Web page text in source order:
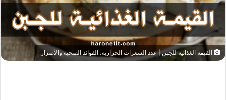
القيمة الغذائية للجبن | عدد السعرات الحرارية، الفوائد الصحية والأضرار